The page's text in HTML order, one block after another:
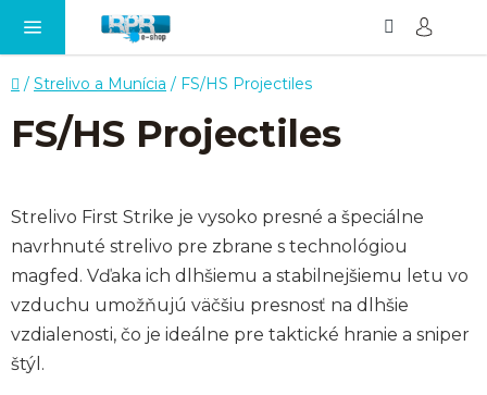
Domov
/ Strelivo a Munícia / FS/HS Projectiles
FS/HS Projectiles
Strelivo First Strike je vysoko presné a špeciálne
navrhnuté strelivo pre zbrane s technológiou
magfed. Vďaka ich dlhšiemu a stabilnejšiemu letu vo
vzduchu umožňujú väčšiu presnosť na dlhšie
vzdialenosti, čo je ideálne pre taktické hranie a sniper
štýl.